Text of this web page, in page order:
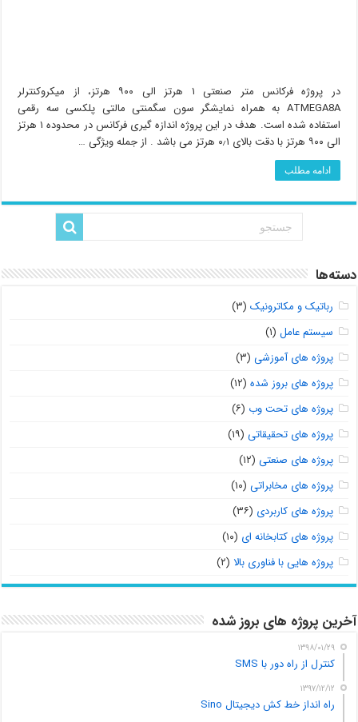
در پروژه فرکانس متر صنعتی ۱ هرتز الی ۹۰۰ هرتز، از میکروکنترلر
ATMEGA8A به همراه نمایشگر سون سگمنتی مالتی پلکسی سه رقمی
استفاده شده است. هدف در این پروژه اندازه گیری فرکانس در محدوده ۱ هرتز
الی ۹۰۰ هرتز با دقت بالای ۰٫۱ هرتز می باشد . از جمله ویژگی …
ادامه مطلب
دسته‌ها
رباتیک و مکاترونیک (۳)
سیستم عامل (۱)
پروژه های آموزشی (۳)
پروژه های بروز شده (۱۲)
پروژه های تحت وب (۶)
پروژه های تحقیقاتی (۱۹)
پروژه های صنعتی (۱۲)
پروژه های مخابراتی (۱۰)
پروژه های کاربردی (۳۶)
پروژه های کتابخانه ای (۱۰)
پروژه هایی با فناوری بالا (۲)
آخرین پروژه های بروز شده
۱۳۹۸/۰۱/۲۹
کنترل از راه دور با SMS
۱۳۹۷/۱۲/۱۲
راه انداز خط کش دیجیتال Sino